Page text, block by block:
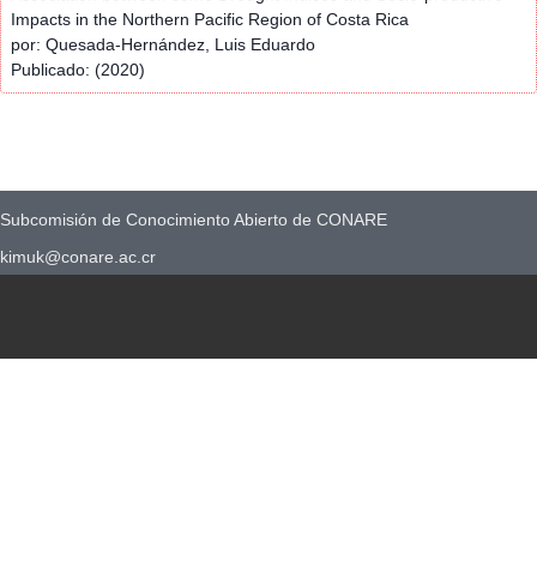
Impacts in the Northern Pacific Region of Costa Rica
por: Quesada-Hernández, Luis Eduardo
Publicado: (2020)
Subcomisión de Conocimiento Abierto de CONARE
kimuk@conare.ac.cr